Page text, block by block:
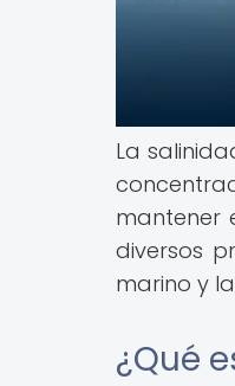
La
mantener
diversos
marino y
¿Qué